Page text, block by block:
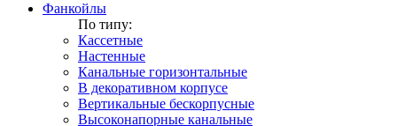
Фанкойлы
По типу:
Кассетные
Настенные
Канальные горизонтальные
В декоративном корпусе
Вертикальные бескорпусные
Высоконапорные канальные